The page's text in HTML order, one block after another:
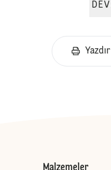
Yazdır
Malzemeler